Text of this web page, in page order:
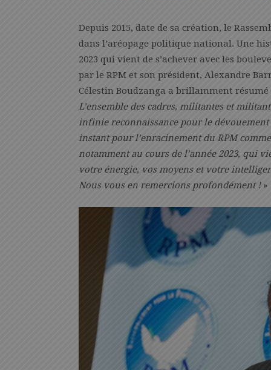
Depuis 2015, date de sa création, le
dans l’aréopage politique national. Une
2023 qui vient de s’achever avec les
par le RPM et son président, Alexandre
Célestin Boudzanga a brillamment
L’ensemble des cadres, militantes et
infinie reconnaissance pour le
instant pour l’enracinement du RPM
notamment au cours de l’année 2023, qui
votre énergie, vos moyens et votre
Nous vous en remercions profondément !»